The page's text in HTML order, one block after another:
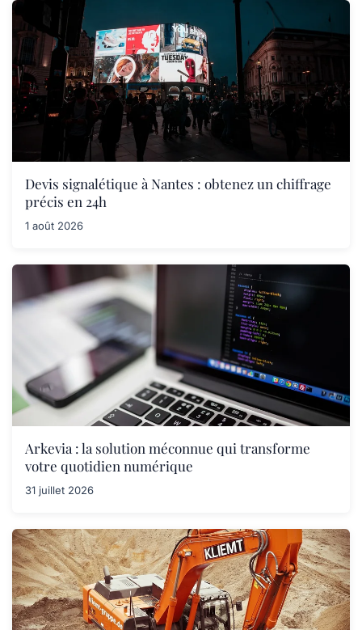
Devis signalétique à Nantes : obtenez un chiffrage
précis en 24h
1 août 2026
Arkevia : la solution méconnue qui transforme
votre quotidien numérique
31 juillet 2026